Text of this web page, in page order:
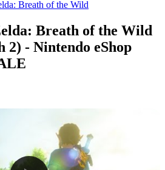
Breath of the Wild
Breath of the Wild
2) - Nintendo eShop